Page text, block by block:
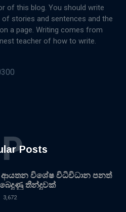
of this blog. You should write
stories and sentences and the
a page. Writing comes from
teacher of how to write.
Posts
P
ආයතන විශේෂ විධිවිධාන පනත්
තීන්දුවක්
3,672